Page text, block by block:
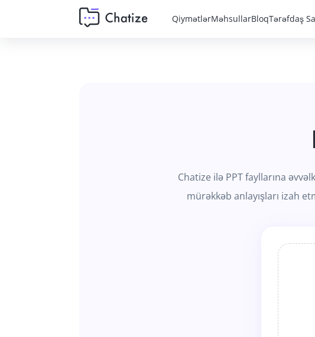
QiymətlərMəhsullarBloqTərəfdaş
Chatize ilə PPT fayllarına
mürəkkəb anlayışları izah